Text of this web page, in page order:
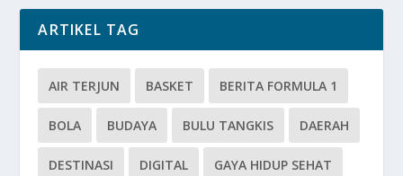
ARTIKEL TAG
AIR TERJUN BASKET BERITA FORMULA 1
BOLA BUDAYA BULU TANGKIS DAERAH
DESTINASI DIGITAL GAYA HIDUP SEHAT